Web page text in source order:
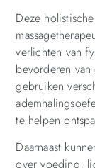
Deze
verlichten van
bevorderen
gebruiken
te helpen
Daarnaast
over voeding,